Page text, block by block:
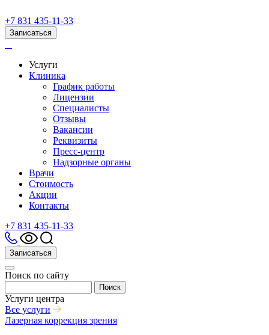
+7 831 435-11-33
Записаться
Услуги
Клиника
График работы
Лицензии
Специалисты
Отзывы
Вакансии
Реквизиты
Пресс-центр
Надзорные органы
Врачи
Стоимость
Акции
Контакты
+7 831 435-11-33
Записаться
Поиск по сайту
Поиск
Услуги центра
Все услуги
Лазерная коррекция зрения